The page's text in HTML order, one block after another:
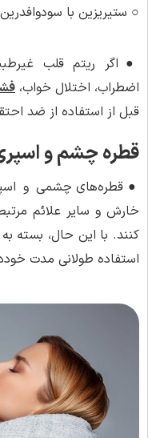
○ ستیریزین با سودوافدرین
● اگر ریتم قلب
اضطراب، اختلال خواب،
قبل از استفاده از ضد
قطره چشم و
●قطره‌های چشمی و
خارش و سایر علائم
کنند. با این حال، بسته
استفاده طولانی مدت